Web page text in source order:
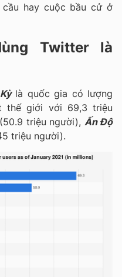
cầu hay cuộc bầu cử ở
Twitter là
là quốc gia có lượng
thế giới với 69,3 triệu
triệu người), Ấn Độ
triệu người).